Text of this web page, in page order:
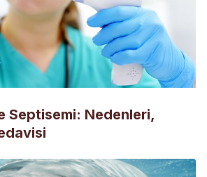
Septisemi: Nedenleri,